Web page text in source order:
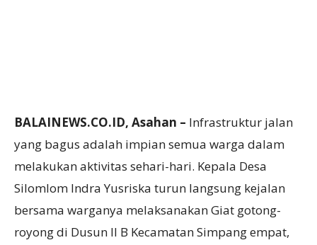
BALAINEWS.CO.ID, Asahan – Infrastruktur jalan
yang bagus adalah impian semua warga dalam
melakukan aktivitas sehari-hari. Kepala Desa
Silomlom Indra Yusriska turun langsung kejalan
bersama warganya melaksanakan Giat gotong-
royong di Dusun II B Kecamatan Simpang empat,